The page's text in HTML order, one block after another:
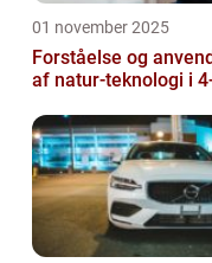
01 november 2025
Forståelse og
af natur-teknologi i